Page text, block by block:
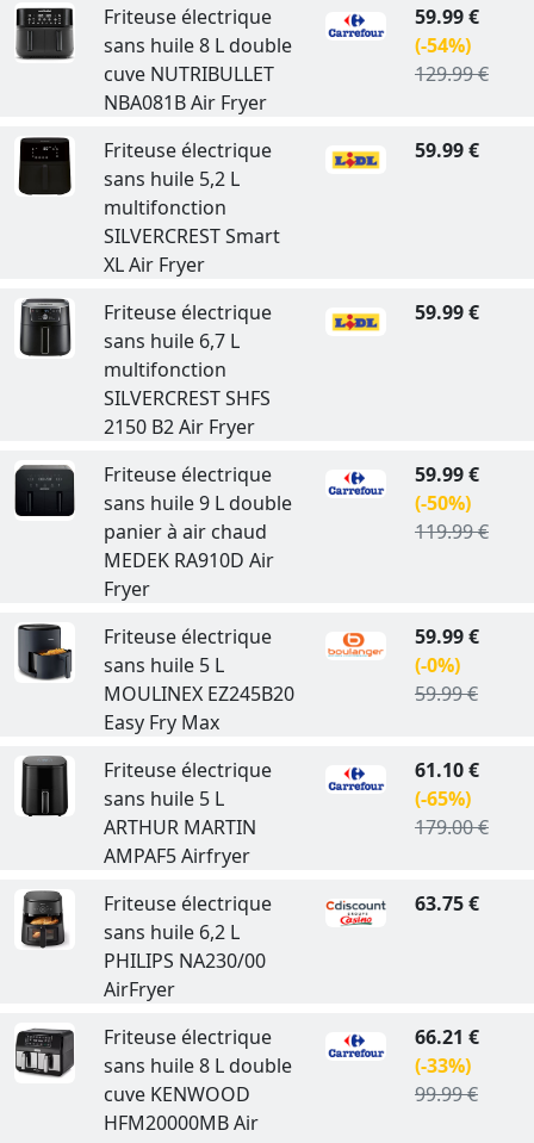
Friteuse électrique
sans huile 8 L double
cuve NUTRIBULLET
NBA081B Air Fryer
59.99 €
(-54%)
129.99 €
Friteuse électrique
sans huile 5,2 L
multifonction
SILVERCREST Smart
XL Air Fryer
59.99 €
Friteuse électrique
sans huile 6,7 L
multifonction
SILVERCREST SHFS
2150 B2 Air Fryer
59.99 €
Friteuse électrique
sans huile 9 L double
panier à air chaud
MEDEK RA910D Air
Fryer
59.99 €
(-50%)
119.99 €
Friteuse électrique
sans huile 5 L
MOULINEX EZ245B20
Easy Fry Max
59.99 €
(-0%)
59.99 €
Friteuse électrique
sans huile 5 L
ARTHUR MARTIN
AMPAF5 Airfryer
61.10 €
(-65%)
179.00 €
Friteuse électrique
sans huile 6,2 L
PHILIPS NA230/00
AirFryer
63.75 €
Friteuse électrique
sans huile 8 L double
cuve KENWOOD
HFM20000MB Air
66.21 €
(-33%)
99.99 €